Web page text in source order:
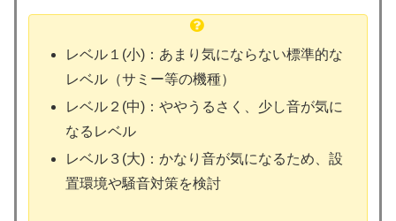
レベル１(小)：あまり気にならない標準的な
レベル（サミー等の機種）
レベル２(中)：ややうるさく、少し音が気に
なるレベル
レベル３(大)：かなり音が気になるため、設
置環境や騒音対策を検討